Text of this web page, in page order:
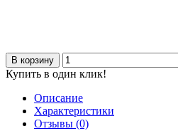
В корзину
Купить в один клик!
Описание
Характеристики
Отзывы (0)